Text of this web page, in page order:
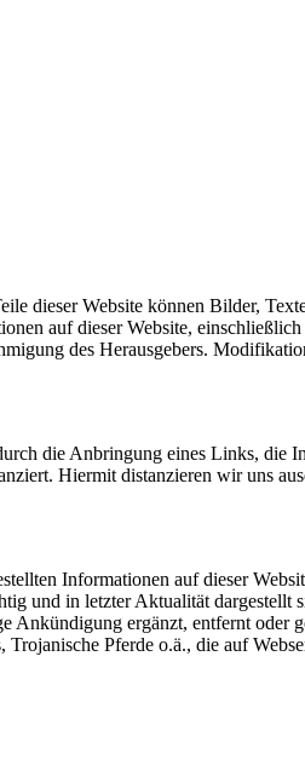
dieser Website können Bilder,
auf dieser Website,
des Herausgebers.
die Anbringung eines Links, die
Hiermit distanzieren wir uns
Informationen auf dieser
und in letzter Aktualität dargestellt
ergänzt, entfernt oder
Pferde o.ä., die auf